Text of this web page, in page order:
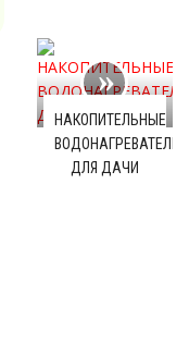
НАКОПИТЕЛЬНЫЕ
ВОДОНАГРЕВАТЕЛИ
ДЛЯ ДАЧИ